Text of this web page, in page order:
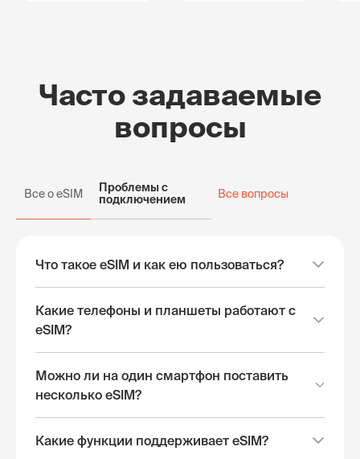
Часто задаваемые
вопросы
Все о eSIM
Проблемы с
подключением
Все вопросы
Что такое eSIM и как ею пользоваться?
Какие телефоны и планшеты работают с
eSIM?
Можно ли на один смартфон поставить
несколько eSIM?
Какие функции поддерживает eSIM?